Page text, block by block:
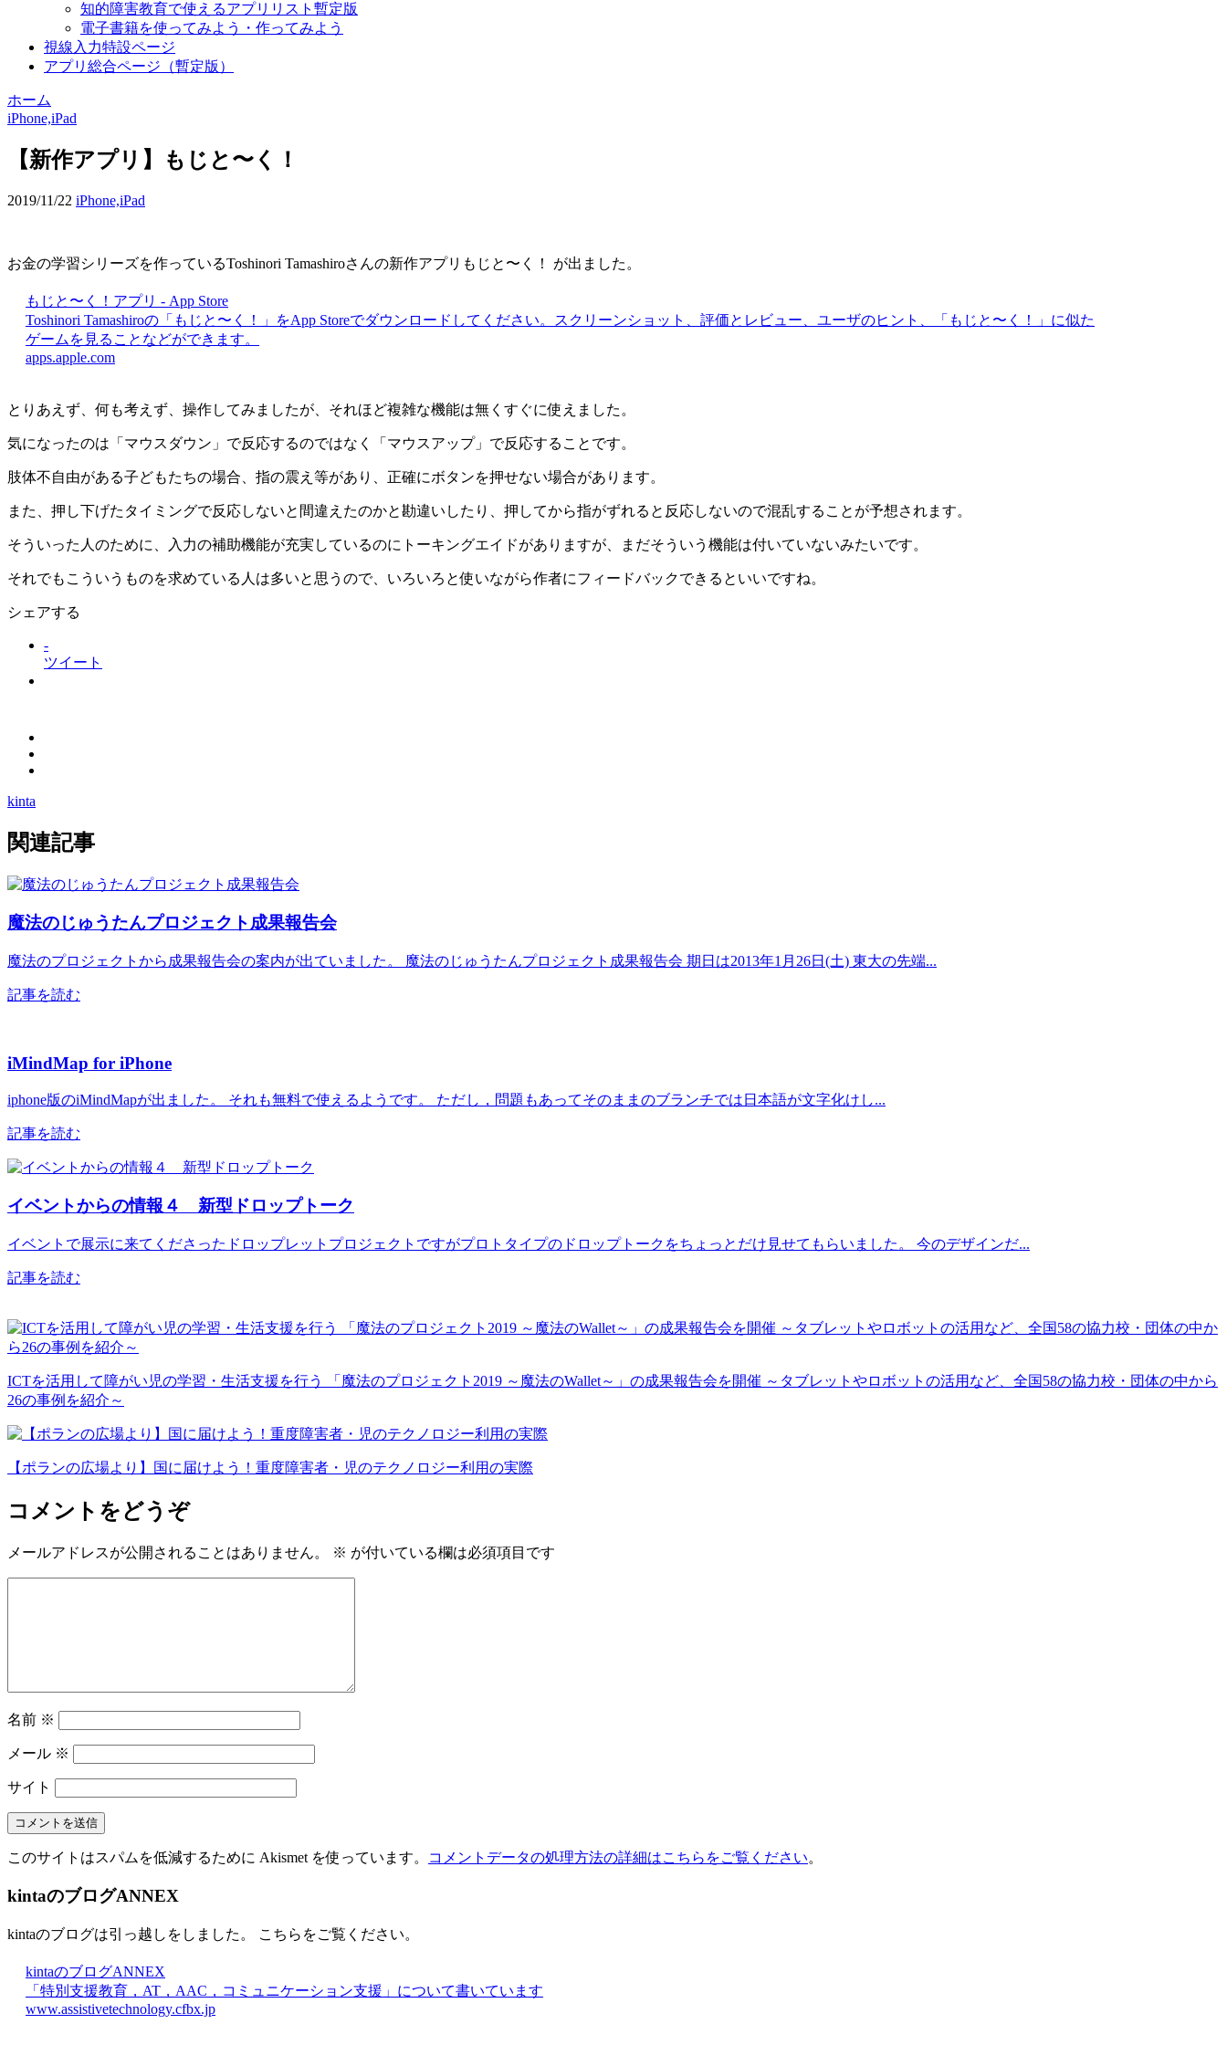
知的障害教育で使えるアプリリスト暫定版
電子書籍を使ってみよう・作ってみよう
視線入力特設ページ
アプリ総合ページ（暫定版）
ホーム
iPhone,iPad
【新作アプリ】もじと〜く！
2019/11/22 iPhone,iPad
お金の学習シリーズを作っているToshinori Tamashiroさんの新作アプリもじと〜く！ が出ました。
もじと〜く！アプリ - App Store
Toshinori Tamashiroの「もじと〜く！」をApp Storeでダウンロードしてください。スクリーンショット、評価とレビュー、ユーザのヒント、「もじと〜く！」に似た
ゲームを見ることなどができます。
apps.apple.com
とりあえず、何も考えず、操作してみましたが、それほど複雑な機能は無くすぐに使えました。
気になったのは「マウスダウン」で反応するのではなく「マウスアップ」で反応することです。
肢体不自由がある子どもたちの場合、指の震え等があり、正確にボタンを押せない場合があります。
また、押し下げたタイミングで反応しないと間違えたのかと勘違いしたり、押してから指がずれると反応しないので混乱することが予想されます。
そういった人のために、入力の補助機能が充実しているのにトーキングエイドがありますが、まだそういう機能は付いていないみたいです。
それでもこういうものを求めている人は多いと思うので、いろいろと使いながら作者にフィードバックできるといいですね。
シェアする
-
ツイート
kinta
関連記事
魔法のじゅうたんプロジェクト成果報告会
魔法のプロジェクトから成果報告会の案内が出ていました。 魔法のじゅうたんプロジェクト成果報告会 期日は2013年1月26日(土) 東大の先端...
記事を読む
iMindMap for iPhone
iphone版のiMindMapが出ました。 それも無料で使えるようです。 ただし，問題もあってそのままのブランチでは日本語が文字化けし...
記事を読む
イベントからの情報４ 新型ドロップトーク
イベントで展示に来てくださったドロップレットプロジェクトですがプロトタイプのドロップトークをちょっとだけ見せてもらいました。 今のデザインだ...
記事を読む
ICTを活用して障がい児の学習・生活支援を行う 「魔法のプロジェクト2019 ～魔法のWallet～」の成果報告会を開催 ～タブレットやロボットの活用など、全国58の協力校・団体の中から
26の事例を紹介～
【ポランの広場より】国に届けよう！重度障害者・児のテクノロジー利用の実際
コメントをどうぞ
メールアドレスが公開されることはありません。 ※ が付いている欄は必須項目です
名前 ※
メール ※
サイト
このサイトはスパムを低減するために Akismet を使っています。 コメントデータの処理方法の詳細はこちらをご覧ください。
kintaのブログANNEX
kintaのブログは引っ越しをしました。 こちらをご覧ください。
kintaのブログANNEX
「特別支援教育，AT，AAC，コミュニケーション支援」について書いています
www.assistivetechnology.cfbx.jp